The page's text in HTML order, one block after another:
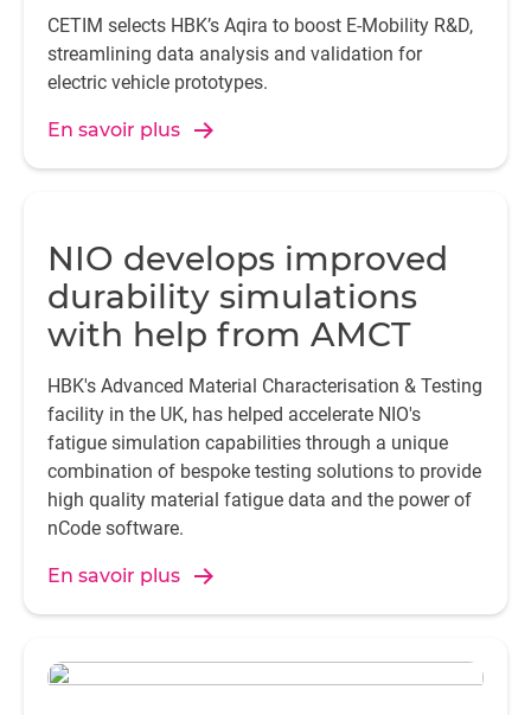
CETIM selects HBK’s Aqira to boost E-Mobility R&D,
streamlining data analysis and validation for
electric vehicle prototypes.
En savoir plus
NIO develops improved
durability simulations
with help from AMCT
HBK's Advanced Material Characterisation & Testing
facility in the UK, has helped accelerate NIO's
fatigue simulation capabilities through a unique
combination of bespoke testing solutions to provide
high quality material fatigue data and the power of
nCode software.
En savoir plus